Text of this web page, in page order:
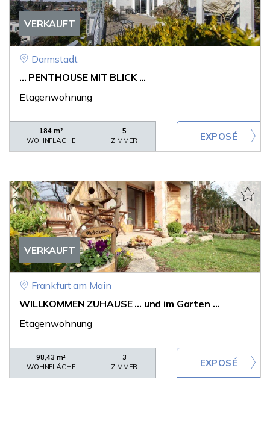
VERKAUFT
Darmstadt
... PENTHOUSE MIT BLICK ...
Etagenwohnung
184 m²
WOHNFLÄCHE
5
ZIMMER
VERKAUFT
Frankfurt am Main
WILLKOMMEN ZUHAUSE ... und im Garten ...
Etagenwohnung
98,43 m²
WOHNFLÄCHE
3
ZIMMER